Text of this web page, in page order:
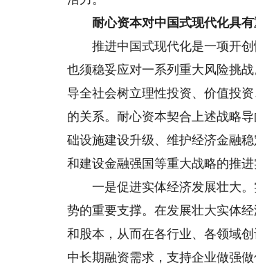
耐心资本对中国式现代化具有
推进中国式现代化是一项开创
也须稳妥应对一系列重大风险挑
导全社会树立理性投资、价值投
的关系。耐心资本契合上述战略
础设施建设升级、维护经济金融
和建设金融强国等重大战略的推进
一是促进实体经济发展壮大。
势的重要支撑。在发展壮大实体
和股本，从而在各行业、各领域
中长期融资需求，支持企业做强